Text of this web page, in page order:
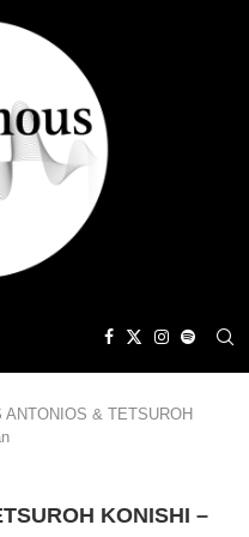
ANTONIOS & TETSUROH
KONISHI –